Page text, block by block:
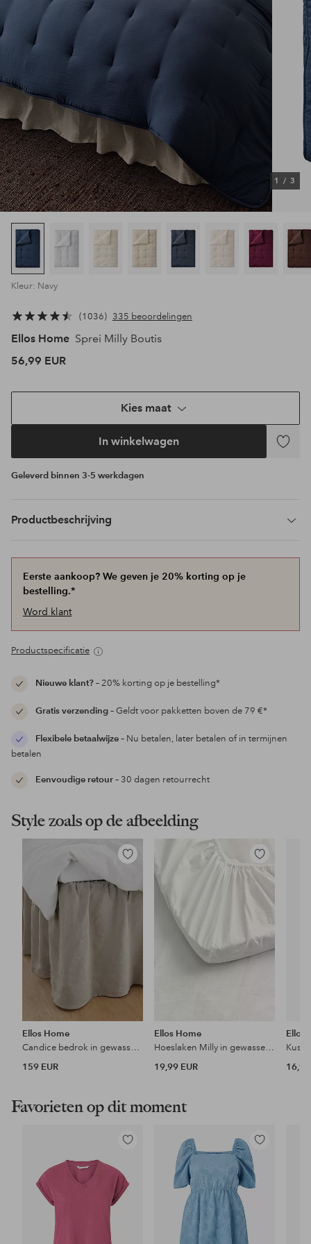
1 / 3
Kleur: Navy
1036 335 beoordelingen
Ellos Home Sprei Milly Boutis
56,99 EUR
Kies maat
In winkelwagen
Geleverd binnen 3-5 werkdagen
Productbeschrijving
Eerste aankoop? We geven je 20% korting op je
bestelling.*
Word klant
Productspecificatie
Nieuwe klant?– 20% korting op je bestelling*
Gratis verzending– Geldt voor pakketten boven de 79 €*
Flexibele betaalwijze– Nu betalen, later betalen of in termijnen
betalen
Eenvoudige retour– 30 dagen retourrecht
Style zoals op de afbeelding
Toevoegen
favorieten
Ellos Home
Candice bedrok in gewassen linnen 60 cm
159 EUR
Toevoegen
aan
favorieten
Ellos Home
Hoeslaken Milly in gewassen katoen
19,99 EUR
Ellos
16,99
Favorieten op dit moment
Toevoegen
favorieten
Toevoegen
aan
favorieten